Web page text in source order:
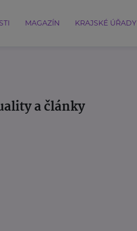
MAGAZÍN KRAJSKÉ ÚŘADY
a články